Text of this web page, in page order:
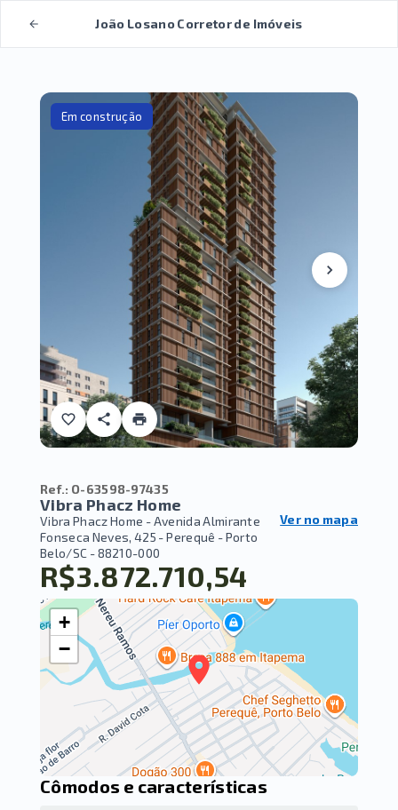
João Losano Corretor de Imóveis
Em construção
Ref.: O-63598-97435
Vibra Phacz Home
Vibra Phacz Home -Avenida Almirante
Fonseca Neves, 425 - Perequê - Porto
Belo/SC - 88210-000
Ver no mapa
R$3.872.710,54
+
−
Cômodos e características